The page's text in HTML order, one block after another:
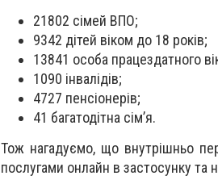
21802 сімей ВПО;
9342 дітей віком до 18 років;
13841 особа працездатного
1090 інвалідів;
4727 пенсіонерів;
41 багатодітна сім’я.
Тож нагадуємо, що внутрішньо
послугами онлайн в застосунку та